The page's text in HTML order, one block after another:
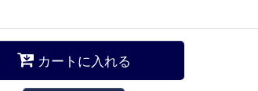
カートに入れる